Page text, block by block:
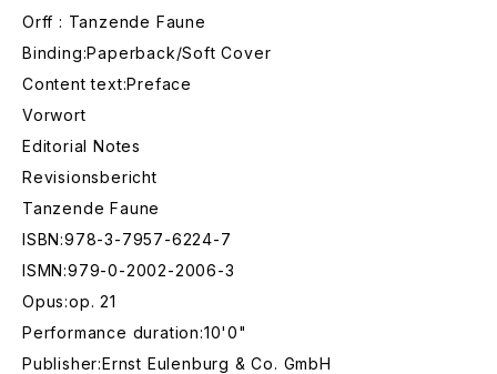
Orff : Tanzende Faune
Binding:Paperback/Soft Cover
Content text:Preface
Vorwort
Editorial Notes
Revisionsbericht
Tanzende Faune
ISBN:978-3-7957-6224-7
ISMN:979-0-2002-2006-3
Opus:op. 21
Performance duration:10'0"
Publisher:Ernst Eulenburg & Co. GmbH